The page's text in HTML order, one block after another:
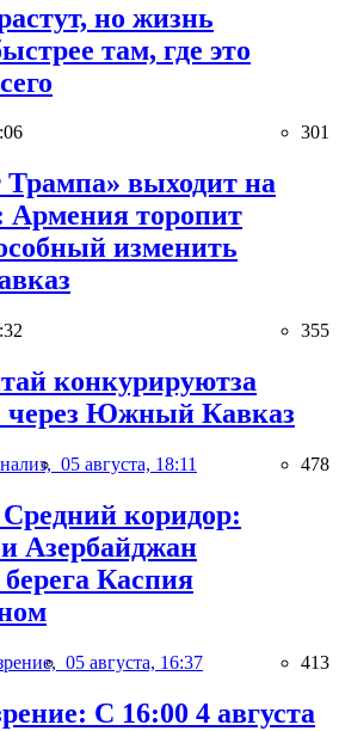
но жизнь
там, где это
301
выходит на
Армения торопит
изменить
355
конкурируютза
Южный Кавказ
05 августа, 18:11 478
коридор:
Азербайджан
Каспия
05 августа, 16:37 413
С 16:00 4 августа